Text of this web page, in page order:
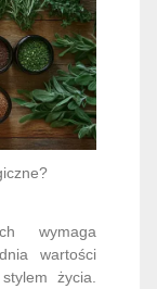
wymaga
wartości
życia.